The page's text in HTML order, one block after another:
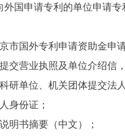
国申请专利的单位申请专
市国外专利申请资助金申请
交营业执照及单位介绍信
研单位、机关团体提交法
身份证；
明书摘要（中文）；